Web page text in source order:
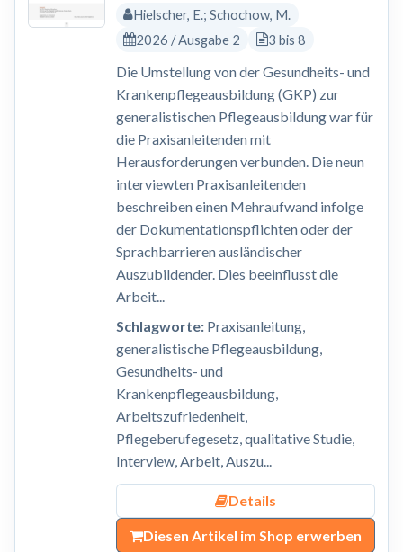
Hielscher, E.; Schochow, M.
2026 / Ausgabe 2
3 bis 8
Die Umstellung von der Gesundheits- und
Krankenpflegeausbildung (GKP) zur
generalistischen Pflegeausbildung war für
die Praxisanleitenden mit
Herausforderungen verbunden. Die neun
interviewten Praxisanleitenden
beschreiben einen Mehraufwand infolge
der Dokumentationspflichten oder der
Sprachbarrieren ausländischer
Auszubildender. Dies beeinflusst die
Arbeit...
Schlagworte:Praxisanleitung,
generalistische Pflegeausbildung,
Gesundheits- und
Krankenpflegeausbildung,
Arbeitszufriedenheit,
Pflegeberufegesetz, qualitative Studie,
Interview, Arbeit, Auszu...
Details
Diesen Artikel im Shop erwerben